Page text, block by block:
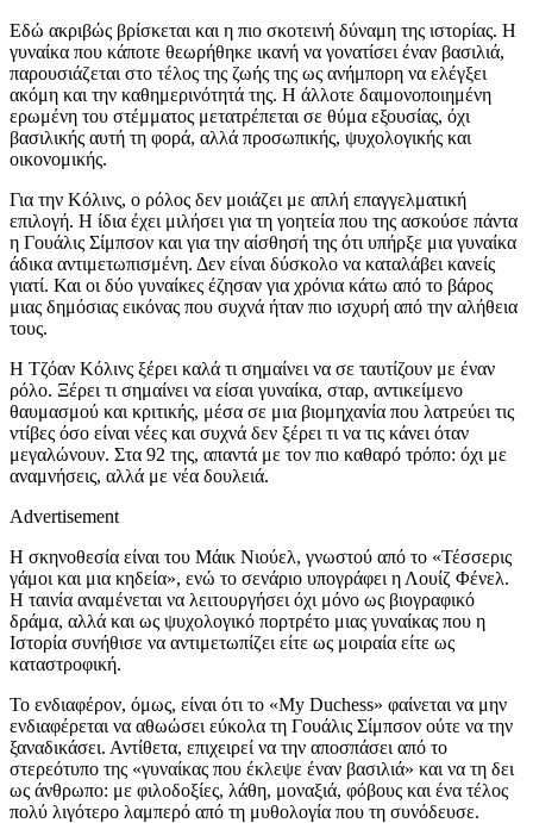
Εδώ ακριβώς βρίσκεται και η πιο σκοτεινή δύναμη της ιστορίας. Η
γυναίκα που κάποτε θεωρήθηκε ικανή να γονατίσει έναν βασιλιά,
παρουσιάζεται στο τέλος της ζωής της ως ανήμπορη να ελέγξει
ακόμη και την καθημερινότητά της. Η άλλοτε δαιμονοποιημένη
ερωμένη του στέμματος μετατρέπεται σε θύμα εξουσίας, όχι
βασιλικής αυτή τη φορά, αλλά προσωπικής, ψυχολογικής και
οικονομικής.
Για την Κόλινς, ο ρόλος δεν μοιάζει με απλή επαγγελματική
επιλογή. Η ίδια έχει μιλήσει για τη γοητεία που της ασκούσε πάντα
η Γουάλις Σίμπσον και για την αίσθησή της ότι υπήρξε μια γυναίκα
άδικα αντιμετωπισμένη. Δεν είναι δύσκολο να καταλάβει κανείς
γιατί. Και οι δύο γυναίκες έζησαν για χρόνια κάτω από το βάρος
μιας δημόσιας εικόνας που συχνά ήταν πιο ισχυρή από την αλήθεια
τους.
Η Τζόαν Κόλινς ξέρει καλά τι σημαίνει να σε ταυτίζουν με έναν
ρόλο. Ξέρει τι σημαίνει να είσαι γυναίκα, σταρ, αντικείμενο
θαυμασμού και κριτικής, μέσα σε μια βιομηχανία που λατρεύει τις
ντίβες όσο είναι νέες και συχνά δεν ξέρει τι να τις κάνει όταν
μεγαλώνουν. Στα 92 της, απαντά με τον πιο καθαρό τρόπο: όχι με
αναμνήσεις, αλλά με νέα δουλειά.
Advertisement
Η σκηνοθεσία είναι του Μάικ Νιούελ, γνωστού από το «Τέσσερις
γάμοι και μια κηδεία», ενώ το σενάριο υπογράφει η Λουίζ Φένελ.
Η ταινία αναμένεται να λειτουργήσει όχι μόνο ως βιογραφικό
δράμα, αλλά και ως ψυχολογικό πορτρέτο μιας γυναίκας που η
Ιστορία συνήθισε να αντιμετωπίζει είτε ως μοιραία είτε ως
καταστροφική.
Το ενδιαφέρον, όμως, είναι ότι το «My Duchess» φαίνεται να μην
ενδιαφέρεται να αθωώσει εύκολα τη Γουάλις Σίμπσον ούτε να την
ξαναδικάσει. Αντίθετα, επιχειρεί να την αποσπάσει από το
στερεότυπο της «γυναίκας που έκλεψε έναν βασιλιά» και να τη δει
ως άνθρωπο: με φιλοδοξίες, λάθη, μοναξιά, φόβους και ένα τέλος
πολύ λιγότερο λαμπερό από τη μυθολογία που τη συνόδευσε.